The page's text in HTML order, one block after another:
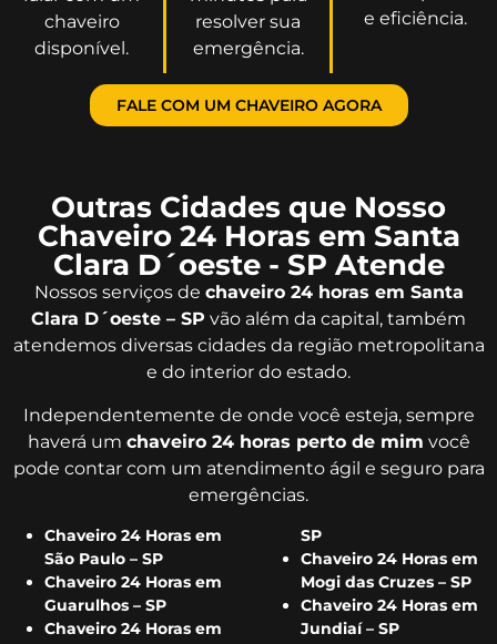
chaveiro
disponível.
resolver sua
emergência.
e eficiência.
FALE COM UM CHAVEIRO AGORA
Outras Cidades que Nosso
Chaveiro 24 Horas em Santa
Clara D´oeste - SP Atende
Nossos serviços de chaveiro 24 horas em Santa
Clara D´oeste – SP vão além da capital, também
atendemos diversas cidades da região metropolitana
e do interior do estado.
Independentemente de onde você esteja, sempre
haverá um chaveiro 24 horas perto de mim você
pode contar com um atendimento ágil e seguro para
emergências.
Chaveiro 24 Horas em
São Paulo – SP
Chaveiro 24 Horas em
Guarulhos – SP
Chaveiro 24 Horas em
SP
Chaveiro 24 Horas em
Mogi das Cruzes – SP
Chaveiro 24 Horas em
Jundiaí – SP